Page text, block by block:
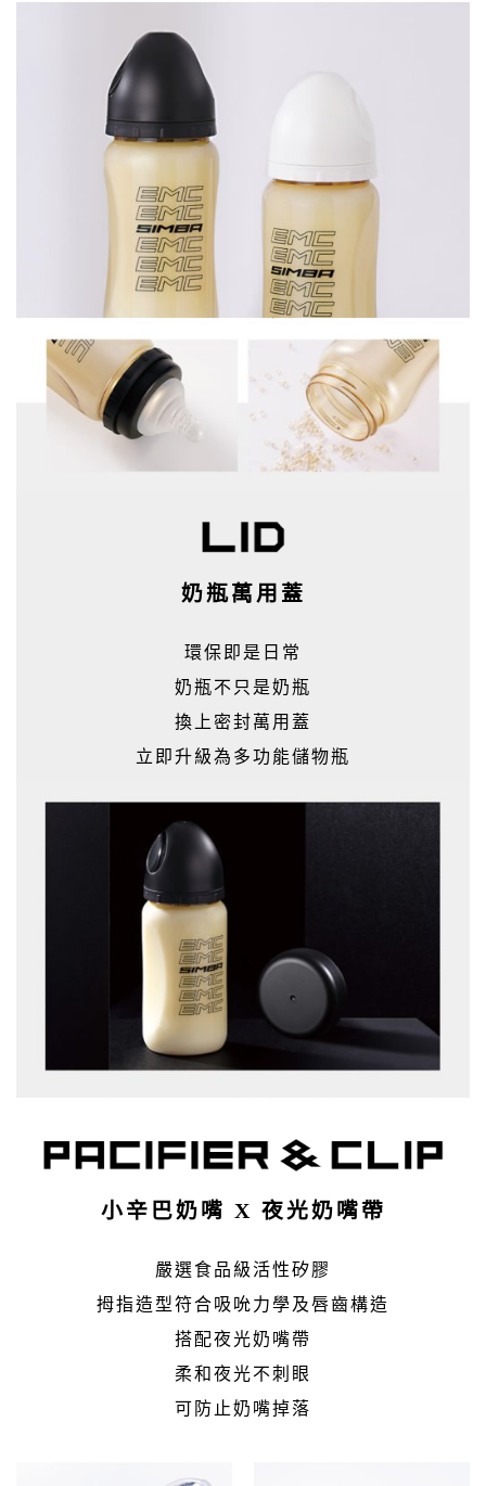
奶瓶萬用蓋
環保即是日常
奶瓶不只是奶瓶
換上密封萬用蓋
立即升級為多功能儲物瓶
小辛巴奶嘴 X 夜光奶嘴帶
嚴選食品級活性矽膠
拇指造型符合吸吮力學及唇齒構造
搭配夜光奶嘴帶
柔和夜光不刺眼
可防止奶嘴掉落